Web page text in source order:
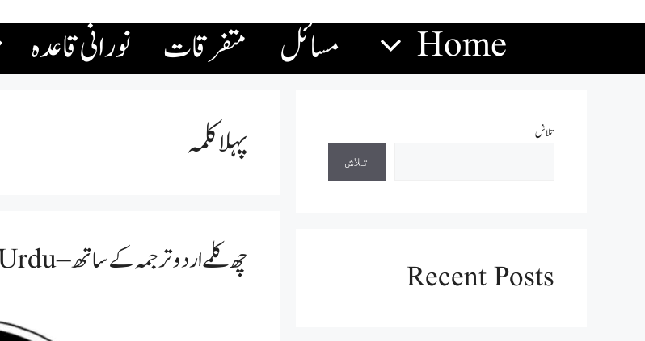
Home مسائل متفرقات نورانی قاعدہ
پہلا کلمہ
چھ کلمے اردو ترجمہ کے ساتھ – One to Six Kalma in Urdu
تلاش
تلاش
Recent Posts